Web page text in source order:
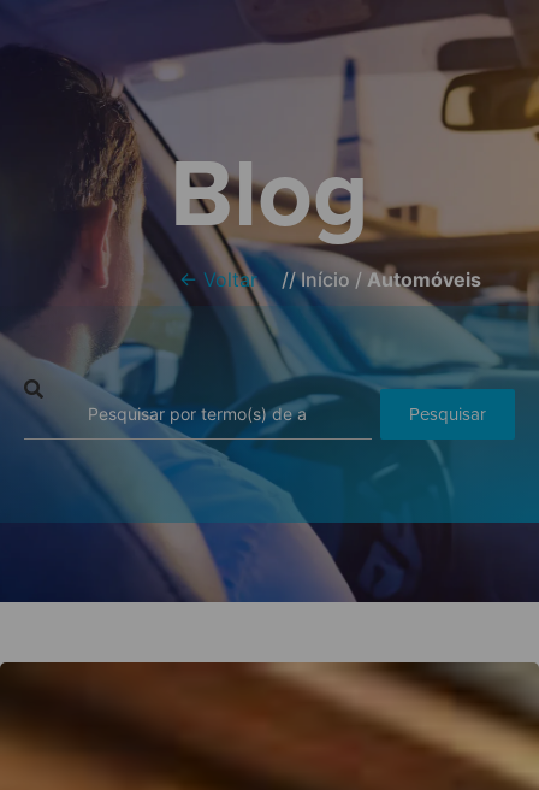
Blog
← Voltar //Início / Automóveis
Pesquisar